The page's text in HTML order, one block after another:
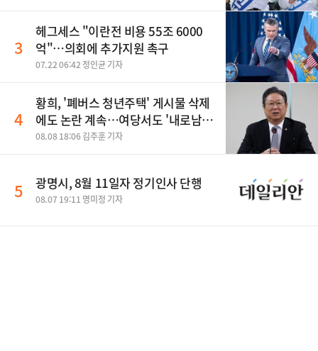
3
헤그세스 "이란전 비용 55조 6000
억"…의회에 추가지원 촉구
07.22 06:42 정인균 기자
4
황희, '폐버스 청년주택' 게시물 삭제
에도 논란 계속…여당서도 '내로남
불' 비판
08.08 18:06 김주훈 기자
5 광명시, 8월 11일자 정기인사 단행
08.07 19:11 명미정 기자